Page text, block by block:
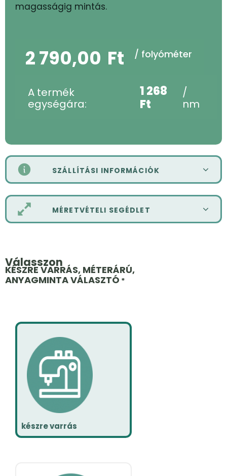
magasságig mintás.
2 790,00 Ft / folyóméter
A termék
egységára:
1 268
Ft
/
nm
SZÁLLÍTÁSI INFORMÁCIÓK
MÉRETVÉTELI SEGÉDLET
Válasszon
KÉSZRE VARRÁS, MÉTERÁRÚ,
ANYAGMINTA VÁLASZTÓ *
készre varrás